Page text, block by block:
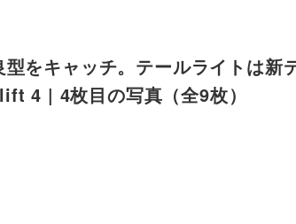
をキャッチ。テールライトは新
4 | 4枚目の写真（全9枚）